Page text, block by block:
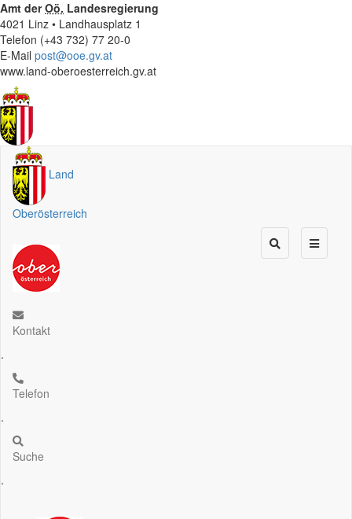
Amt derOö. Landesregierung
4021 Linz • Landhausplatz 1
Telefon (+43 732) 77 20-0
E-Mail post@ooe.gv.at
www.land-oberoesterreich.gv.at
Land
Oberösterreich
Kontakt
.
Telefon
.
Suche
.